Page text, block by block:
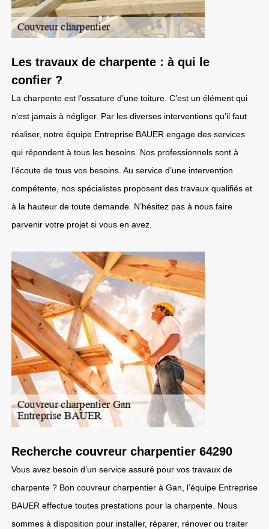
Les travaux de charpente : à qui le
confier ?
La charpente est l’ossature d’une toiture. C’est un élément qui
n’est jamais à négliger. Par les diverses interventions qu’il faut
réaliser, notre équipe Entreprise BAUER engage des services
qui répondent à tous les besoins. Nos professionnels sont à
l’écoute de tous vos besoins. Au service d’une intervention
compétente, nos spécialistes proposent des travaux qualifiés et
à la hauteur de toute demande. N’hésitez pas à nous faire
parvenir votre projet si vous en avez.
Recherche couvreur charpentier 64290
Vous avez besoin d’un service assuré pour vos travaux de
charpente ? Bon couvreur charpentier à Gan, l’équipe Entreprise
BAUER effectue toutes prestations pour la charpente. Nous
sommes à disposition pour installer, réparer, rénover ou traiter